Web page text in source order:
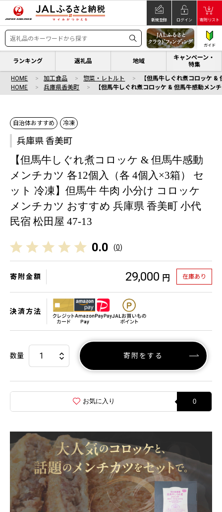
新規登録 ログイン 寄附リスト
ガイド
ランキング 返礼品 地域
キャンペーン・
特集
HOME 加工食品 惣菜・レトルト
【但馬牛しぐれ煮コロッケ
HOME
兵庫県香美町 【但馬牛しぐれ煮コロッケ & 但馬牛感動メン
自治体おすすめ 冷凍
兵庫県 香美町
【但馬牛しぐれ煮コロッケ & 但馬牛感動
メンチカツ 各12個入（各 4個入×3箱） セ
ット 冷凍】但馬牛 牛肉 小分け コロッケ
メンチカツ おすすめ 兵庫県 香美町 小代
民宿 松田屋 47-13
0.0 (0)
寄附金額 29,000 円 在庫あり
決済方法
数量 寄附をする
お気に入り 0